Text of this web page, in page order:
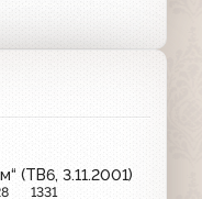
(ТВ6, 3.11.2001)
1331